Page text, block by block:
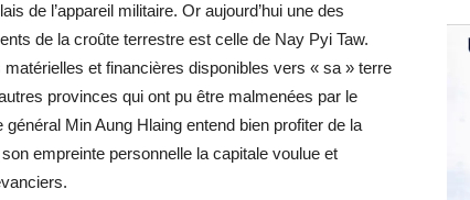
de l’appareil militaire. Or aujourd’hui une des
de la croûte terrestre est celle de Nay Pyi Taw.
et financières disponibles vers « sa » terre
provinces qui ont pu être malmenées par le
Min Aung Hlaing entend bien profiter de la
empreinte personnelle la capitale voulue et